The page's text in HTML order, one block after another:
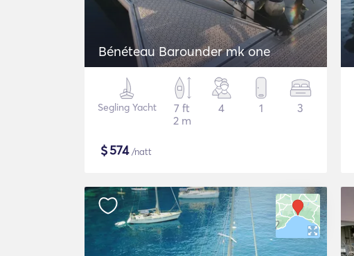
Bénéteau Barounder mk one
Segling Yacht
7 ft
2 m
4 1 3
$574/natt